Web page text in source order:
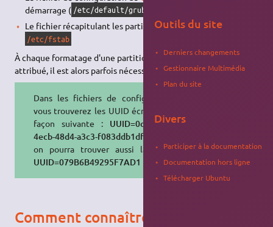
démarrage ( /etc/default/grub
Le fichier récapitulant les partitions à monter au démarrage :
/etc/fstab
À chaque formatage d'une partition, un nouvel UUID lui est
attribué, il est alors parfois nécessaire de modifier ces fichiers.
Dans les fichiers de configuration,
vous trouverez les UUID écrits de la
façon suivante : UUID=0c22e844-
4ecb-48d4-a3c3-f083ddb1df3b
on pourra trouver aussi la forme
UUID=079B6B49295F7AD1
Comment connaître l'UUID ?
Outils du site
Derniers changements
Gestionnaire Multimédia
Plan du site
Divers
Participer à la documentation
Documentation hors ligne
Télécharger Ubuntu